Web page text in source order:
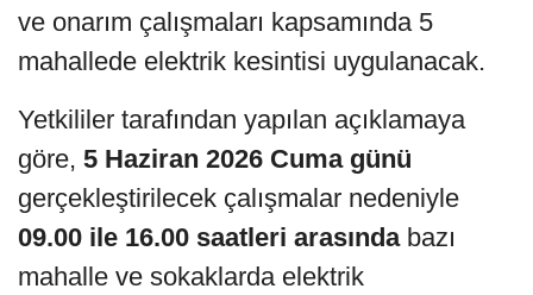
ve onarım çalışmaları kapsamında 5
mahallede elektrik kesintisi uygulanacak.
Yetkililer tarafından yapılan açıklamaya
göre, 5 Haziran 2026 Cuma günü
gerçekleştirilecek çalışmalar nedeniyle
09.00 ile 16.00 saatleri arasındabazı
mahalle ve sokaklarda elektrik